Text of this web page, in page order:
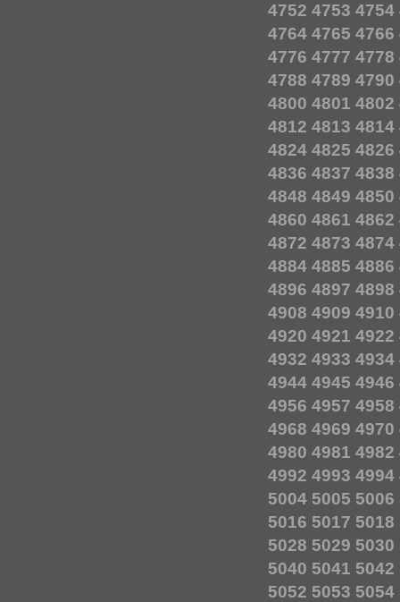
4752 4753 4754
4764 4765 4766
4776 4777 4778
4788 4789 4790
4800 4801 4802
4812 4813 4814
4824 4825 4826
4836 4837 4838
4848 4849 4850
4860 4861 4862
4872 4873 4874
4884 4885 4886
4896 4897 4898
4908 4909 4910
4920 4921 4922
4932 4933 4934
4944 4945 4946
4956 4957 4958
4968 4969 4970
4980 4981 4982
4992 4993 4994
5004 5005 5006
5016 5017 5018
5028 5029 5030
5040 5041 5042
5052 5053 5054